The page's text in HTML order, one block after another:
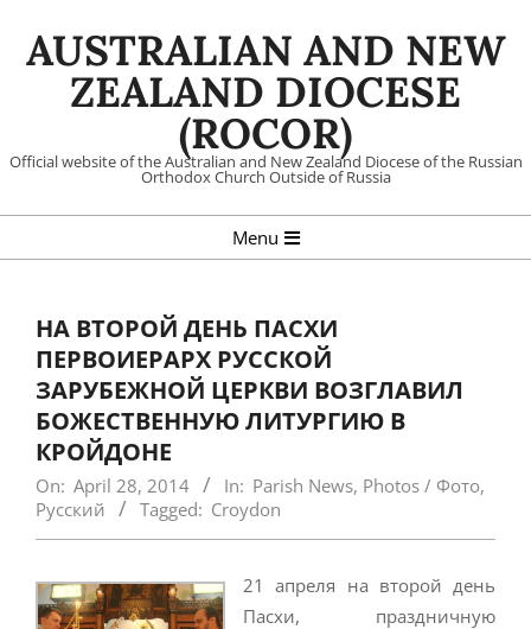
AUSTRALIAN AND NEW
ZEALAND DIOCESE
(ROCOR)
Official website of the Australian and New Zealand Diocese of the Russian
Orthodox Church Outside of Russia
Navigation
Menu
HА ВТОРОЙ ДЕНЬ ПАСХИ
ПЕРВОИЕРАРХ РУССКОЙ
ЗАРУБЕЖНОЙ ЦЕРКВИ ВОЗГЛАВИЛ
БОЖЕСТВЕННУЮ ЛИТУРГИЮ В
КРОЙДОНЕ
On: April 28, 2014 In: Parish News, Photos / Фото,
Русский
Tagged: Croydon
21 апреля на второй день
Пасхи, праздничную